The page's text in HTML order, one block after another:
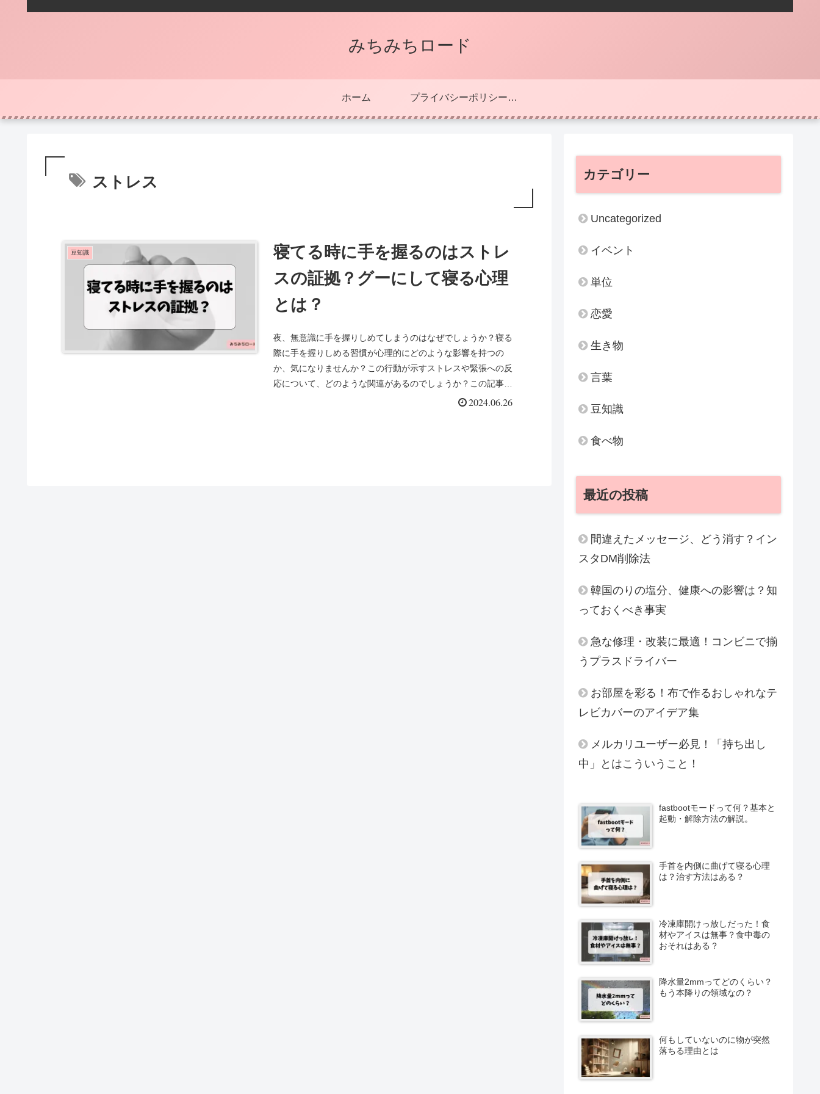
みちみちロード
ホーム プライバシーポリシー・免責事項
ストレス
豆知識
寝てる時に手を握るのはストレ
スの証拠？グーにして寝る心理
とは？
夜、無意識に手を握りしめてしまうのはなぜでしょうか？寝る
際に手を握りしめる習慣が心理的にどのような影響を持つの
か、気になりませんか？この行動が示すストレスや緊張への反
応について、どのような関連があるのでしょうか？この記事で
2024.06.26
カテゴリー
Uncategorized
イベント
単位
恋愛
生き物
言葉
豆知識
食べ物
最近の投稿
間違えたメッセージ、どう消す？イン
スタDM削除法
韓国のりの塩分、健康への影響は？知
っておくべき事実
急な修理・改装に最適！コンビニで揃
うプラスドライバー
お部屋を彩る！布で作るおしゃれなテ
レビカバーのアイデア集
メルカリユーザー必見！「持ち出し
中」とはこういうこと！
fastbootモードって何？基本と
起動・解除方法の解説。
手首を内側に曲げて寝る心理
は？治す方法はある？
冷凍庫開けっ放しだった！食
材やアイスは無事？食中毒の
おそれはある？
降水量2mmってどのくらい？
もう本降りの領域なの？
何もしていないのに物が突然
落ちる理由とは